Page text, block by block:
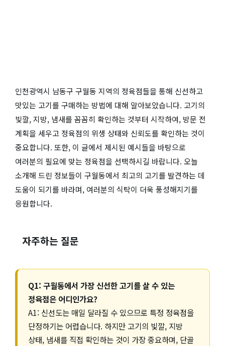
인천광역시 남동구 구월동 지역의 정육점들을 통해 신선하고
맛있는 고기를 구매하는 방법에 대해 알아보았습니다. 고기의
빛깔, 지방, 냄새를 꼼꼼히 확인하는 것부터 시작하여, 방문 전
계획을 세우고 정육점의 위생 상태와 신뢰도를 확인하는 것이
중요합니다. 또한, 이 글에서 제시된 예시들을 바탕으로
여러분의 필요에 맞는 정육점을 선택하시길 바랍니다. 오늘
소개해 드린 정보들이 구월동에서 최고의 고기를 발견하는 데
도움이 되기를 바라며, 여러분의 식탁이 더욱 풍성해지기를
응원합니다.
자주하는 질문
Q1: 구월동에서 가장 신선한 고기를 살 수 있는
정육점은 어디인가요?
A1: 신선도는 매일 달라질 수 있으므로 특정 정육점을
단정하기는 어렵습니다. 하지만 고기의 빛깔, 지방
상태, 냄새를 직접 확인하는 것이 가장 중요하며, 단골